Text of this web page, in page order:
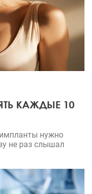
КАЖДЫЕ 10
нужно
не раз слышал